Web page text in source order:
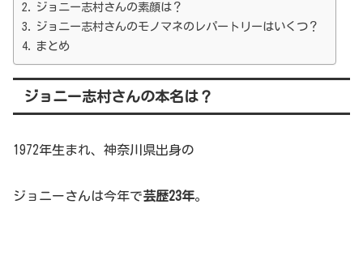
ジョニー志村さんの素顔は？
ジョニー志村さんのモノマネのレパートリーはいくつ？
まとめ
ジョニー志村さんの本名は？
1972年生まれ、神奈川県出身の
ジョニーさんは今年で芸歴23年。